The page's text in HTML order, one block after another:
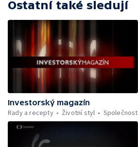
Ostatní také sledují
Investorský magazín
Rady a recepty
Životní styl Společnost